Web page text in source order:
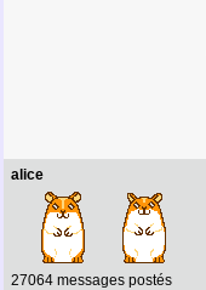
alice
27064 messages postés